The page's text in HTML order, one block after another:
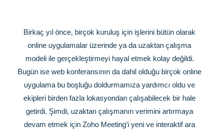
Birkaç yıl önce, birçok kuruluş için işlerini bütün olarak
online uygulamalar üzerinde ya da uzaktan çalışma
modeli ile gerçekleştirmeyi hayal etmek kolay değildi.
Bugün ise web konferansının da dahil olduğu birçok online
uygulama bu boşluğu doldurmamıza yardımcı oldu ve
ekipleri birden fazla lokasyondan çalışabilecek bir hale
getirdi. Şimdi, uzaktan çalışmanın verimini artırmaya
devam etmek için Zoho Meeting’i yeni ve interaktif ara